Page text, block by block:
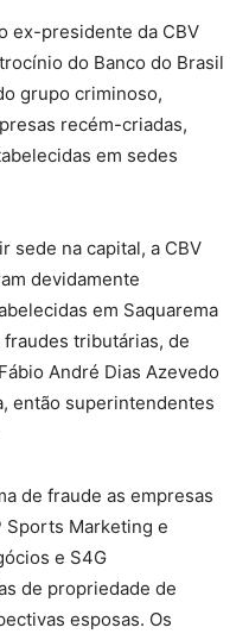
ex-presidente da CBV
do Banco do Brasil
grupo criminoso,
recém-criadas,
em sedes
sede na capital, a CBV
devidamente
em Saquarema
tributárias, de
André Dias Azevedo
então superintendentes
de fraude as empresas
Sports Marketing e
e S4G
de propriedade de
esposas. Os